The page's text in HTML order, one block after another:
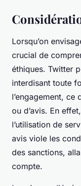
Lorsqu’on
crucial de
éthiques. Twitter
interdisant toute
l’engagement, ce
ou d’avis. En
l’utilisation de
avis viole les
des sanctions,
compte.